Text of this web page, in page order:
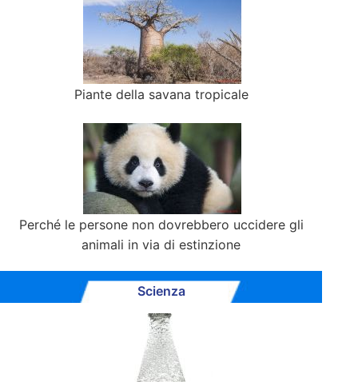
Piante della savana tropicale
Perché le persone non dovrebbero uccidere gli
animali in via di estinzione
Scienza